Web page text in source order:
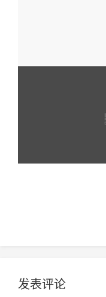
发表评论